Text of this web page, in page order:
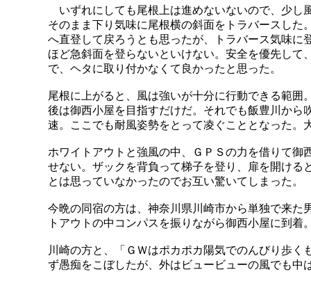
いずれにしても尾根上は進めないないので、少し
そのまま下り気味に尾根横の斜面をトラバースし
へ直登して戻ろうとも思ったが、トラバース気味
ほど急斜面を登らないといけない。安全を優先し
で、ヘタに取り付かなくて良かったと思った。
尾根に上がると、風は強いが十分に行動できる範
後は御西小屋を目指すだけだ。それでも飯豊川か
速。ここでも耐風姿勢をとって凌ぐこととなった
ホワイトアウトと強風の中、ＧＰＳの力を借りて
せない。ザックを背負って梯子を登り、扉を開け
とは思っていなかったのでお互い驚いてしまった。
今晩の同宿の方は、神奈川県川崎市から単独で来
トアウトの中コンパスを振りながら御西小屋に到
川崎の方と、「ＧＷはポカポカ陽気でのんびり歩
ず愚痴をこぼしたが、外はビュービューの風でも